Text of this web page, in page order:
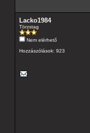
Lacko1984
Törzstag
Nem elérhető
Hozzászólások: 923